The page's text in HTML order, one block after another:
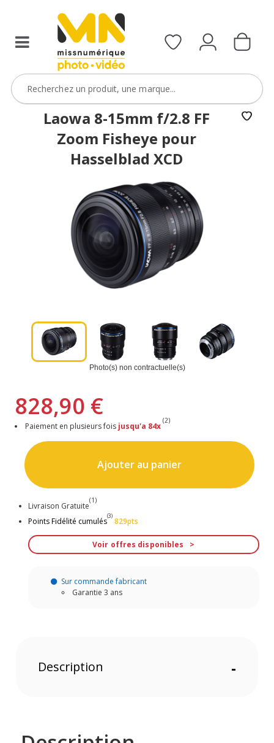
le
ObjectifFiltre5
VOIR L'OFFRE
Laowa 8-15mm f/2.8 FF
Zoom Fisheye pour
Hasselblad XCD
Photo(s) non contractuelle(s)
828,90 €
Paiement en plusieurs fois jusqu'a 84x
(2)
Ajouter au panier
Livraison Gratuite
(1)
Points Fidélité cumulés
(3)
829pts
Voir offres disponibles
Sur commande fabricant
Garantie 3 ans
Description -